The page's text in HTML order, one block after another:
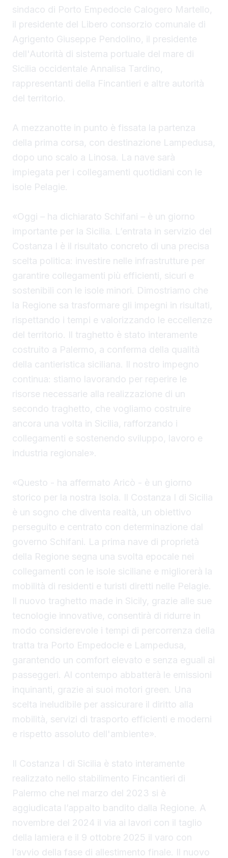
sindaco di Porto Empedocle Calogero Martello,
il presidente del Libero consorzio comunale di
Agrigento Giuseppe Pendolino, il presidente
dell'Autorità di sistema portuale del mare di
Sicilia occidentale Annalisa Tardino,
rappresentanti della Fincantieri e altre autorità
del territorio.
A mezzanotte in punto è fissata la partenza
della prima corsa, con destinazione Lampedusa,
dopo uno scalo a Linosa. La nave sarà
impiegata per i collegamenti quotidiani con le
isole Pelagie.
«Oggi – ha dichiarato Schifani – è un giorno
importante per la Sicilia. L’entrata in servizio del
Costanza I è il risultato concreto di una precisa
scelta politica: investire nelle infrastrutture per
garantire collegamenti più efficienti, sicuri e
sostenibili con le isole minori. Dimostriamo che
la Regione sa trasformare gli impegni in risultati,
rispettando i tempi e valorizzando le eccellenze
del territorio. Il traghetto è stato interamente
costruito a Palermo, a conferma della qualità
della cantieristica siciliana. Il nostro impegno
continua: stiamo lavorando per reperire le
risorse necessarie alla realizzazione di un
secondo traghetto, che vogliamo costruire
ancora una volta in Sicilia, rafforzando i
collegamenti e sostenendo sviluppo, lavoro e
industria regionale».
«Questo - ha affermato Aricò - è un giorno
storico per la nostra Isola. Il Costanza I di Sicilia
è un sogno che diventa realtà, un obiettivo
perseguito e centrato con determinazione dal
governo Schifani. La prima nave di proprietà
della Regione segna una svolta epocale nei
collegamenti con le isole siciliane e migliorerà la
mobilità di residenti e turisti diretti nelle Pelagie.
Il nuovo traghetto made in Sicily, grazie alle sue
tecnologie innovative, consentirà di ridurre in
modo considerevole i tempi di percorrenza della
tratta tra Porto Empedocle e Lampedusa,
garantendo un comfort elevato e senza eguali ai
passeggeri. Al contempo abbatterà le emissioni
inquinanti, grazie ai suoi motori green. Una
scelta ineludibile per assicurare il diritto alla
mobilità, servizi di trasporto efficienti e moderni
e rispetto assoluto dell'ambiente».
Il Costanza I di Sicilia è stato interamente
realizzato nello stabilimento Fincantieri di
Palermo che nel marzo del 2023 si è
aggiudicata l’appalto bandito dalla Regione. A
novembre del 2024 il via ai lavori con il taglio
della lamiera e il 9 ottobre 2025 il varo con
l’avvio della fase di allestimento finale. Il nuovo